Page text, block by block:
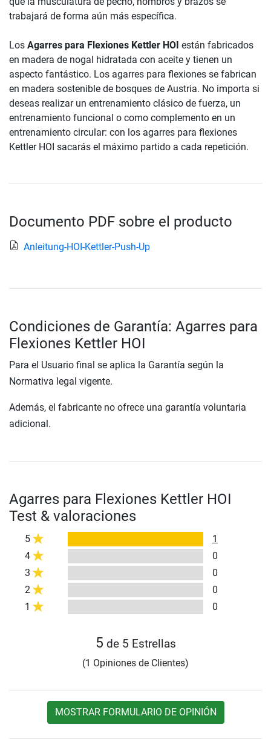
trabajará de forma aún más específica.
Los Agarres para Flexiones Kettler HOI están fabricados
en madera de nogal hidratada con aceite y tienen un
aspecto fantástico. Los agarres para flexiones se fabrican
en madera sostenible de bosques de Austria. No importa si
deseas realizar un entrenamiento clásico de fuerza, un
entrenamiento funcional o como complemento en un
entrenamiento circular: con los agarres para flexiones
Kettler HOI sacarás el máximo partido a cada repetición.
Documento PDF sobre el producto
Anleitung-HOI-Kettler-Push-Up
Condiciones de Garantía: Agarres para
Flexiones Kettler HOI
Para el Usuario final se aplica la Garantía según la
Normativa legal vigente.
Además, el fabricante no ofrece una garantía voluntaria
adicional.
Agarres para Flexiones Kettler HOI
Test & valoraciones
5
1
4
0
3
0
2
0
1
0
5 de 5 Estrellas
(1 Opiniones de Clientes)
MOSTRAR FORMULARIO DE OPINIÓN